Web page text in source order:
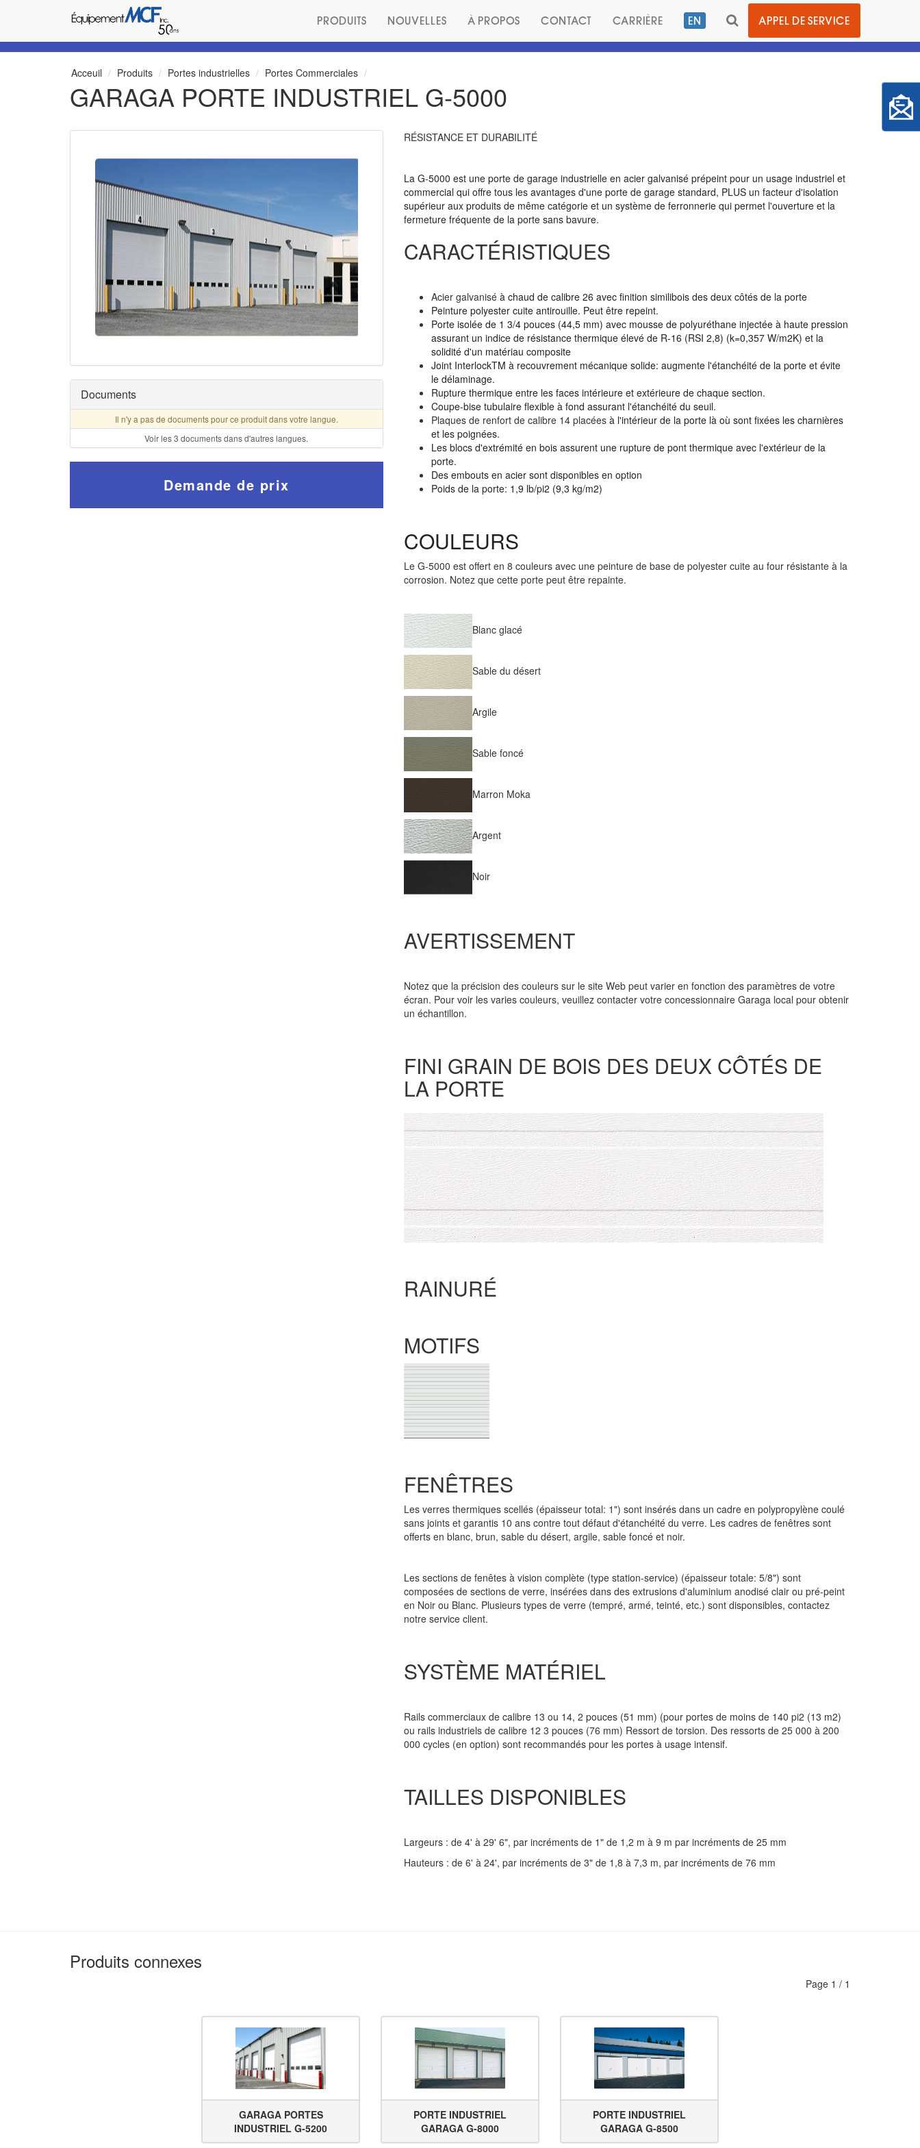
PRODUITS NOUVELLES À PROPOS CONTACT CARRIÈRE EN
BASCULER
LA
APPEL DE SERVICE
Acceuil Produits Portes industrielles Portes Commerciales
GARAGA PORTE INDUSTRIEL G-5000
Documents
Il n'y a pas de documents pour ce produit dans votre langue.
Voir les 3 documents dans d'autres langues.
Demande de prix
RÉSISTANCE ET DURABILITÉ
La G-5000 est une porte de garage industrielle en acier galvanisé prépeint pour un usage industriel et
commercial qui offre tous les avantages d'une porte de garage standard, PLUS un facteur d'isolation
supérieur aux produits de même catégorie et un système de ferronnerie qui permet l'ouverture et la
fermeture fréquente de la porte sans bavure.
CARACTÉRISTIQUES
Acier galvanisé à chaud de calibre 26 avec finition similibois des deux côtés de la porte
Peinture polyester cuite antirouille. Peut être repeint.
Porte isolée de 1 3/4 pouces (44,5 mm) avec mousse de polyuréthane injectée à haute pression
assurant un indice de résistance thermique élevé de R-16 (RSI 2,8) (k=0,357 W/m2K) et la
solidité d'un matériau composite
Joint InterlockTM à recouvrement mécanique solide: augmente l'étanchéité de la porte et évite
le délaminage.
Rupture thermique entre les faces intérieure et extérieure de chaque section.
Coupe-bise tubulaire flexible à fond assurant l'étanchéité du seuil.
Plaques de renfort de calibre 14 placées à l'intérieur de la porte là où sont fixées les charnières
et les poignées.
Les blocs d'extrémité en bois assurent une rupture de pont thermique avec l'extérieur de la
porte.
Des embouts en acier sont disponibles en option
Poids de la porte: 1,9 lb/pi2 (9,3 kg/m2)
COULEURS
Le G-5000 est offert en 8 couleurs avec une peinture de base de polyester cuite au four résistante à la
corrosion. Notez que cette porte peut être repainte.
Blanc glacé
Sable du désert
Argile
Sable foncé
Marron Moka
Argent
Noir
AVERTISSEMENT
Notez que la précision des couleurs sur le site Web peut varier en fonction des paramètres de votre
écran. Pour voir les varies couleurs, veuillez contacter votre concessionnaire Garaga local pour obtenir
un échantillon.
FINI GRAIN DE BOIS DES DEUX CÔTÉS DE
LA PORTE
RAINURÉ
MOTIFS
FENÊTRES
Les verres thermiques scellés (épaisseur total: 1") sont insérés dans un cadre en polypropylène coulé
sans joints et garantis 10 ans contre tout défaut d'étanchéité du verre. Les cadres de fenêtres sont
offerts en blanc, brun, sable du désert, argile, sable foncé et noir.
Les sections de fenêtes à vision complète (type station-service) (épaisseur totale: 5/8") sont
composées de sections de verre, insérées dans des extrusions d'aluminium anodisé clair ou pré-peint
en Noir ou Blanc. Plusieurs types de verre (tempré, armé, teinté, etc.) sont disponsibles, contactez
notre service client.
SYSTÈME MATÉRIEL
Rails commerciaux de calibre 13 ou 14, 2 pouces (51 mm) (pour portes de moins de 140 pi2 (13 m2)
ou rails industriels de calibre 12 3 pouces (76 mm) Ressort de torsion. Des ressorts de 25 000 à 200
000 cycles (en option) sont recommandés pour les portes à usage intensif.
TAILLES DISPONIBLES
Largeurs : de 4' à 29' 6", par incréments de 1" de 1,2 m à 9 m par incréments de 25 mm
Hauteurs : de 6' à 24', par incréments de 3" de 1,8 à 7,3 m, par incréments de 76 mm
Produits connexes
Page 1 / 1
GARAGA PORTES
INDUSTRIEL G-5200
PORTE INDUSTRIEL
GARAGA G-8000
PORTE INDUSTRIEL
GARAGA G-8500